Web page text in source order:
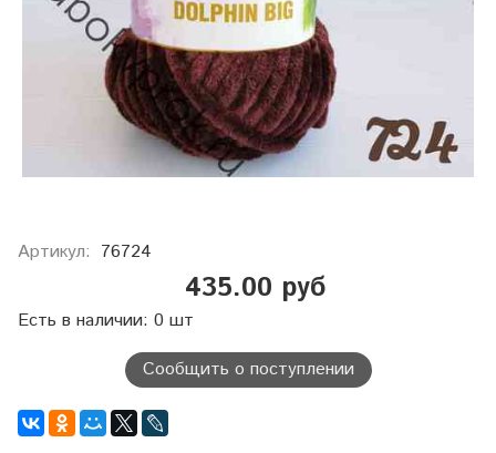
Артикул: 76724
435.00 руб
Есть в наличии: 0 шт
Сообщить о поступлении